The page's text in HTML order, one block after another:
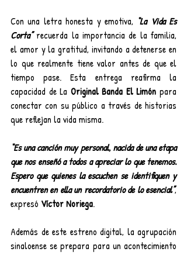
Con una letra honesta y emotiva, “La Vida Es
Corta” recuerda la importancia de la familia,
el amor y la gratitud, invitando a detenerse en
lo que realmente tiene valor antes de que el
tiempo pase. Esta entrega reafirma la
capacidad de La Original Banda El Limón para
conectar con su público a través de historias
que reflejan la vida misma.
“Es una canción muy personal, nacida de una etapa
que nos enseñó a todos a apreciar lo que tenemos.
Espero que quienes la escuchen se identifiquen y
encuentren en ella un recordatorio de lo esencial”,
expresó Víctor Noriega.
Además de este estreno digital, la agrupación
sinaloense se prepara para un acontecimiento